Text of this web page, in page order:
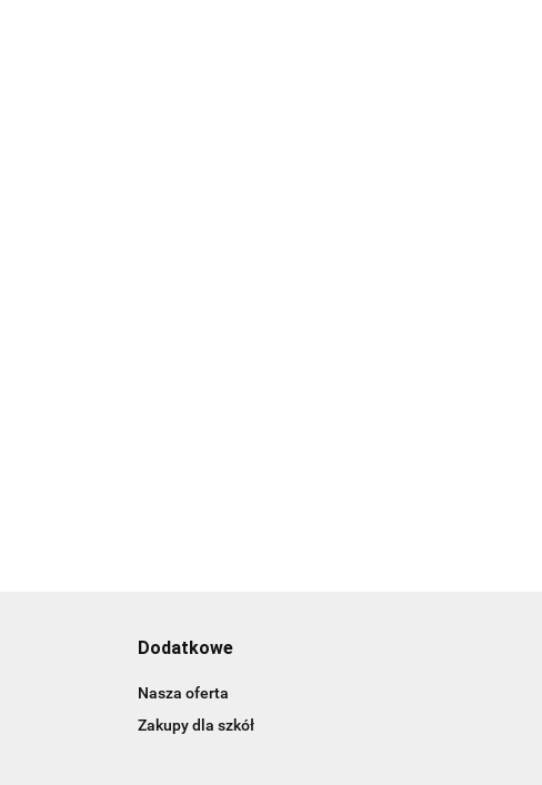
Dodatkowe
Nasza oferta
Zakupy dla szkół